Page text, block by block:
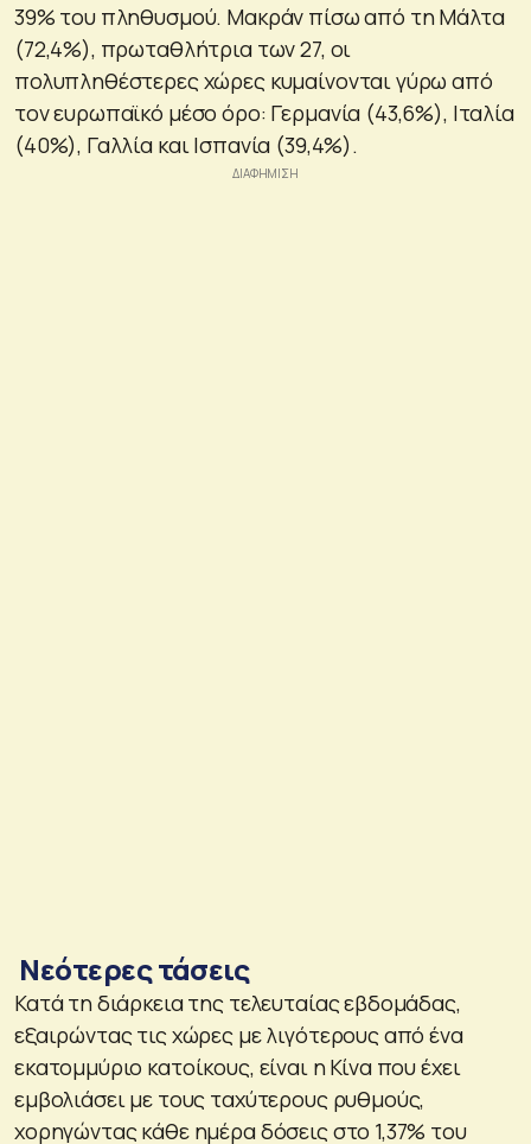
39% του πληθυσμού. Μακράν πίσω από τη Μάλτα
(72,4%), πρωταθλήτρια των 27, οι
πολυπληθέστερες χώρες κυμαίνονται γύρω από
τον ευρωπαϊκό μέσο όρο: Γερμανία (43,6%), Ιταλία
(40%), Γαλλία και Ισπανία (39,4%).
Νεότερες τάσεις
Κατά τη διάρκεια της τελευταίας εβδομάδας,
εξαιρώντας τις χώρες με λιγότερους από ένα
εκατομμύριο κατοίκους, είναι η Κίνα που έχει
εμβολιάσει με τους ταχύτερους ρυθμούς,
χορηγώντας κάθε ημέρα δόσεις στο 1,37% του